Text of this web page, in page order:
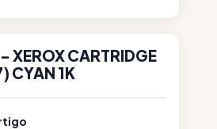
XEROX CARTRIDGE
CYAN 1K